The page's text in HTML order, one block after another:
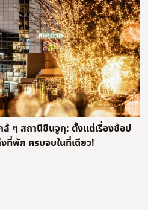
ล้ ๆ สถานีชินจูกุ: ตั้งแต่เรื่องช้อป
ที่พัก ครบจบในที่เดียว!